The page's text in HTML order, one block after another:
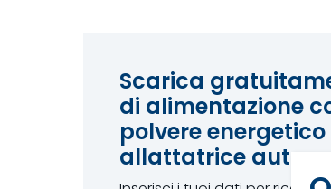
Scarica
di alimentazione
polvere energetico
allattatrice